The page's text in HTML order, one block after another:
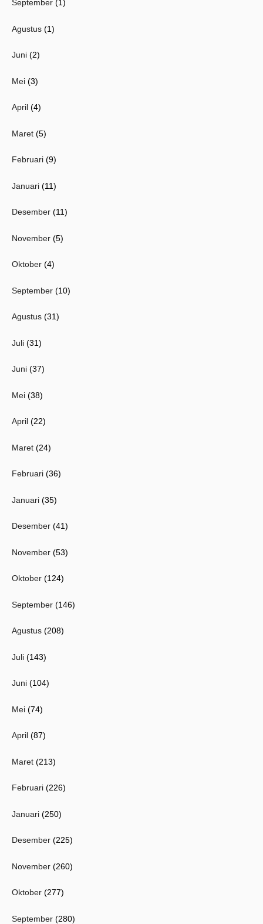
September (1)
Agustus (1)
Juni (2)
Mei (3)
April (4)
Maret (5)
Februari (9)
Januari (11)
Desember (11)
November (5)
Oktober (4)
September (10)
Agustus (31)
Juli (31)
Juni (37)
Mei (38)
April (22)
Maret (24)
Februari (36)
Januari (35)
Desember (41)
November (53)
Oktober (124)
September (146)
Agustus (208)
Juli (143)
Juni (104)
Mei (74)
April (87)
Maret (213)
Februari (226)
Januari (250)
Desember (225)
November (260)
Oktober (277)
September (280)